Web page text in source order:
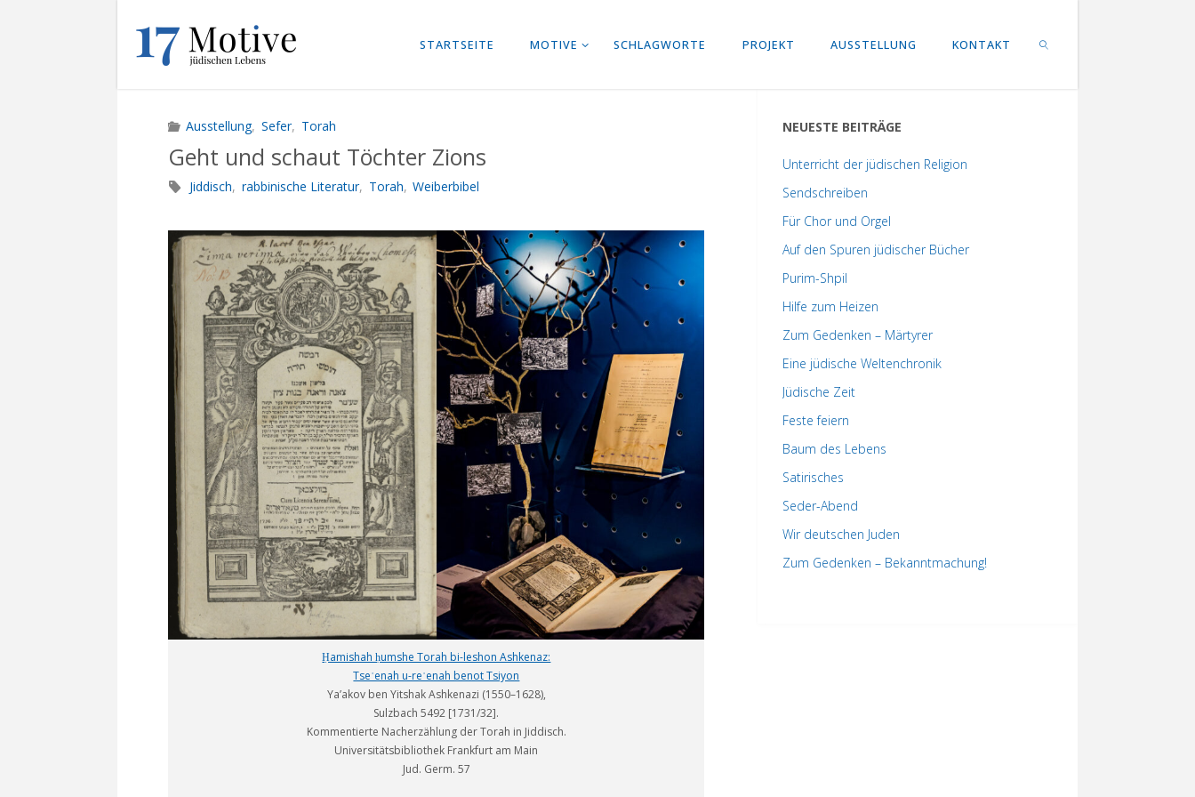
UN
-FR
KFU
RT.
DE
STARTSEITE MOTIVE SCHLAGWORTE PROJEKT AUSSTELLUNG KONTAKT
Ausstellung, Sefer, Torah
Geht und schaut Töchter Zions
Jiddisch, rabbinische Literatur, Torah, Weiberbibel
Ḥamishah ḥumshe Torah bi-leshon Ashkenaz:
Tseʾenah u-reʾenah benot Tsiyon
Ya’akov ben Yitshak Ashkenazi (1550–1628),
Sulzbach 5492 [1731/32].
Kommentierte Nacherzählung der Torah in Jiddisch.
Universitätsbibliothek Frankfurt am Main
Jud. Germ. 57
NEUESTE BEITRÄGE
Unterricht der jüdischen Religion
Sendschreiben
Für Chor und Orgel
Auf den Spuren jüdischer Bücher
Purim-Shpil
Hilfe zum Heizen
Zum Gedenken – Märtyrer
Eine jüdische Weltenchronik
Jüdische Zeit
Feste feiern
Baum des Lebens
Satirisches
Seder-Abend
Wir deutschen Juden
Zum Gedenken – Bekanntmachung!